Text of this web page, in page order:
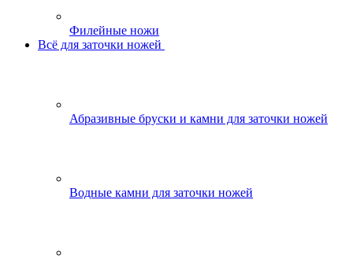
Филейные ножи
Всё для заточки ножей
Абразивные бруски и камни для заточки ножей
Водные камни для заточки ножей